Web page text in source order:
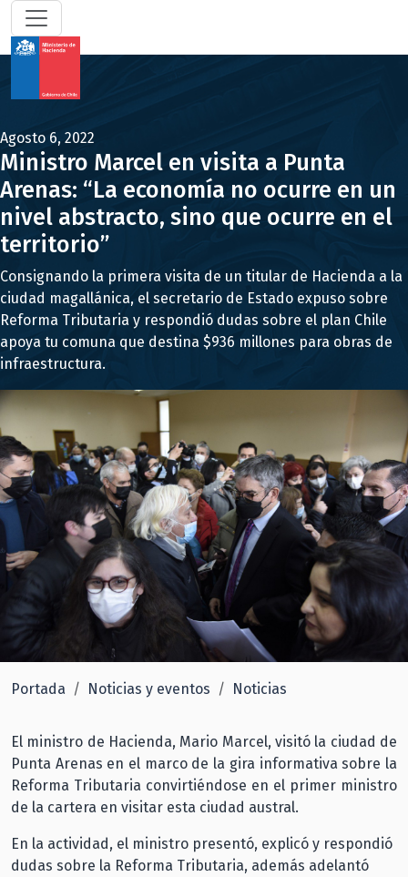
Agosto 6, 2022
Ministro Marcel en visita a Punta
Arenas: “La economía no ocurre en un
nivel abstracto, sino que ocurre en el
territorio”
Consignando la primera visita de un titular de Hacienda a la
ciudad magallánica, el secretario de Estado expuso sobre
Reforma Tributaria y respondió dudas sobre el plan Chile
apoya tu comuna que destina $936 millones para obras de
infraestructura.
Portada Noticias y eventos Noticias
El ministro de Hacienda, Mario Marcel, visitó la ciudad de
Punta Arenas en el marco de la gira informativa sobre la
Reforma Tributaria convirtiéndose en el primer ministro
de la cartera en visitar esta ciudad austral.
En la actividad, el ministro presentó, explicó y respondió
dudas sobre la Reforma Tributaria, además adelantó